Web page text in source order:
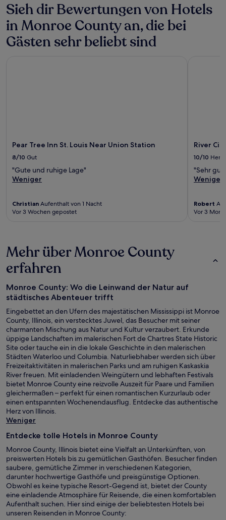
Sieh dir Bewertungen von Hotels
in Monroe County an, die bei
Gästen sehr beliebt sind
Pear Tree Inn St. Louis Near Union Station
8/10 Gut
"Gute und ruhige Lage"
Weniger
Christian Aufenthalt von 1 Nacht
Vor 3 Wochen gepostet
River
10/10
"Sehr
Weniger
Robert
Vor 3
Mehr über Monroe County
erfahren
Monroe County: Wo die Leinwand der Natur auf
städtisches Abenteuer trifft
Eingebettet an den Ufern des majestätischen Mississippi ist Monroe
County, Illinois, ein verstecktes Juwel, das Besucher mit seiner
charmanten Mischung aus Natur und Kultur verzaubert. Erkunde
üppige Landschaften im malerischen Fort de Chartres State Historic
Site oder tauche ein in die lokale Geschichte in den malerischen
Städten Waterloo und Columbia. Naturliebhaber werden sich über
Freizeitaktivitäten in malerischen Parks und am ruhigen Kaskaskia
River freuen. Mit einladenden Weingütern und lebhaften Festivals
bietet Monroe County eine reizvolle Auszeit für Paare und Familien
gleichermaßen – perfekt für einen romantischen Kurzurlaub oder
einen entspannten Wochenendausflug. Entdecke das authentische
Herz von Illinois.
Weniger
Entdecke tolle Hotels in Monroe County
Monroe County, Illinois bietet eine Vielfalt an Unterkünften, von
preiswerten Hotels bis zu gemütlichen Gasthöfen. Besucher finden
saubere, gemütliche Zimmer in verschiedenen Kategorien,
darunter hochwertige Gasthöfe und preisgünstige Optionen.
Obwohl es keine typische Resort-Gegend ist, bietet der County
eine einladende Atmosphäre für Reisende, die einen komfortablen
Aufenthalt suchen. Hier sind einige der beliebtesten Hotels bei
unseren Reisenden in Monroe County: